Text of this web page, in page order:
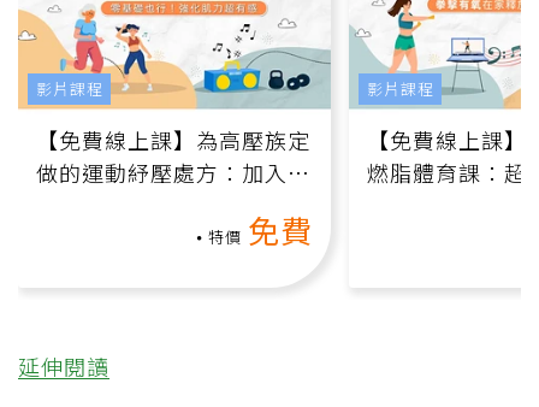
【免費線上課】為高壓族定
做的運動紓壓處方：加入行
特價 免費
影片課程
【免費線上課
燃脂體育課：超
影片課程
延伸閱讀